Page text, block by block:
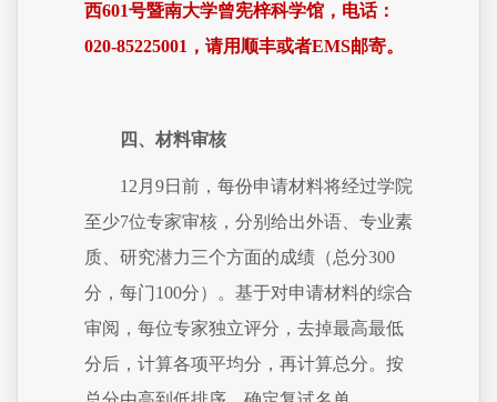
西601号暨南大学曾宪梓科学馆，电话：
020-85225001，请用顺丰或者EMS邮寄。
四、材料审核
12月9日前，每份申请材料将经过学院
至少7位专家审核，分别给出外语、专业素
质、研究潜力三个方面的成绩（总分300
分，每门100分）。基于对申请材料的综合
审阅，每位专家独立评分，去掉最高最低
分后，计算各项平均分，再计算总分。按